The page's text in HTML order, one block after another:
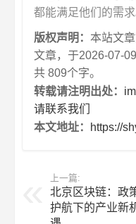
都能满足他们的需求
版权声明： 本站文
文章，于2026-07-
共 809个字。
转载请注明出处：
请联系我们
本文地址：
https://
上一篇:
北京区块链：政
护航下的产业新